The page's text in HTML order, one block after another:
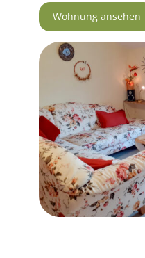
Wohnung ansehen